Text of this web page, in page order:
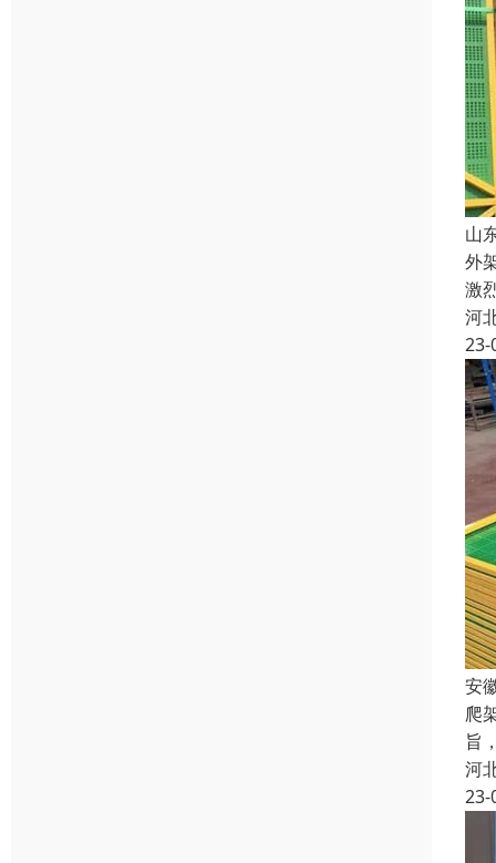
山
外
激
河
23-
安
爬
旨
河
23-